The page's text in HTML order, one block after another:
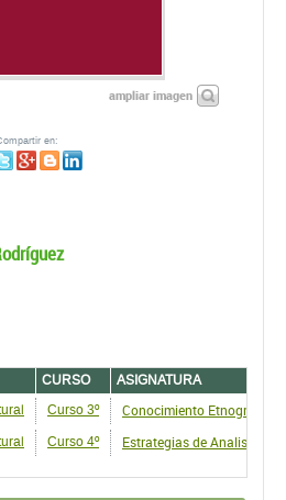
ampliar imagen
en:
CURSO
ASIGNATURA
Curso 3º Conocimiento
Curso 4º Estrategias de Analisis en